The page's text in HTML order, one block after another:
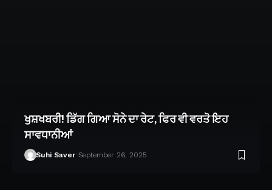
ਖੁਸ਼ਖਬਰੀ! ਡਿੱਗ ਗਿਆ ਸੋਨੇ ਦਾ ਰੇਟ, ਫਿਰ ਵੀ ਵਰਤੋ ਇਹ
ਸਾਵਧਾਨੀਆਂ
Suhi Saver September 26, 2025